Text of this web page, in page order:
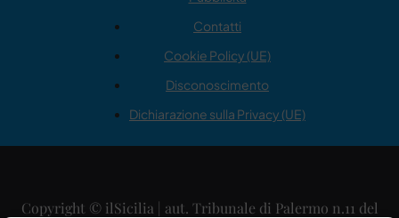
Contatti
Cookie Policy (UE)
Disconoscimento
Dichiarazione sulla Privacy (UE)
Copyright © ilSicilia | aut. Tribunale di Palermo n.11 del